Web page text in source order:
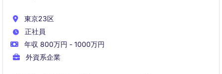
東京23区
正社員
年収 800万円 - 1000万円
外資系企業